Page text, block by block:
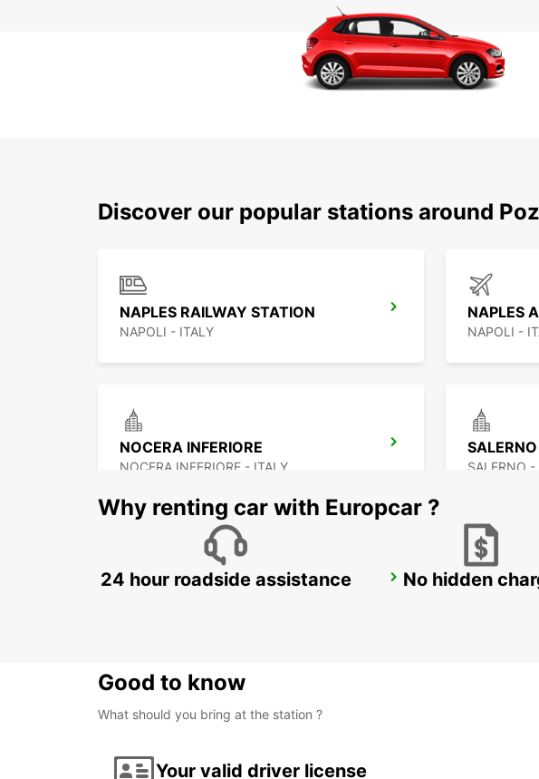
Discover our popular stations around
NAPLES RAILWAY STATION
NAPOLI - ITALY
NAPLES
NAPOLI -
NOCERA INFERIORE
NOCERA INFERIORE - ITALY
SALERNO
SALERNO -
LATINA FOGGIA
Why renting car with Europcar ?
24 hour roadside assistance No hidden
Good to know
What should you bring at the station ?
Your valid driver license